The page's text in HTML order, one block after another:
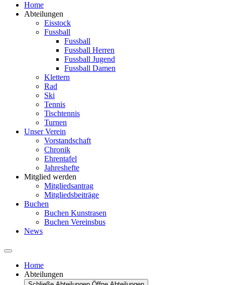
Home
Abteilungen
Eisstock
Fussball
Fussball
Fussball Herren
Fussball Jugend
Fussball Damen
Klettern
Rad
Ski
Tennis
Tischtennis
Turnen
Unser Verein
Vorstandschaft
Chronik
Ehrentafel
Jahreshefte
Mitglied werden
Mitgliedsantrag
Mitgliedsbeiträge
Buchen
Buchen Kunstrasen
Buchen Vereinsbus
News
Home
Abteilungen